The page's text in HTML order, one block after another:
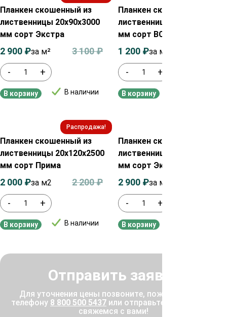
Планкен скошенный из
лиственницы 20х90х3000
мм сорт Экстра
- +
В наличии
3 100₽
2 900 ₽за м²
В корзину
Планкен скошенный из
лиственницы 20х120х2500
мм сорт ВС
- +
1 200 ₽за м2
В корзину
Распродажа!
Планкен скошенный из
лиственницы 20х120х2500
мм сорт Прима
- +
В наличии
2 200₽
2 000 ₽за м2
В корзину
Планкен скошенный из
лиственницы 20х140х2000
мм сорт Экстра
- +
2 900 ₽за м²
В корзину
Отправить заявку
Для уточнения цены позвоните, пожалуйста, по
телефону 8 800 500 5437 или отправьте заявку, и мы
свяжемся с вами!